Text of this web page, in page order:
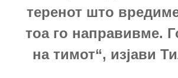
теренот што
тоа го направивме.
на тимот“, изјави